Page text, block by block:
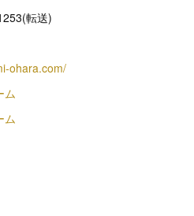
転送)
ohara.com/
ム
ム